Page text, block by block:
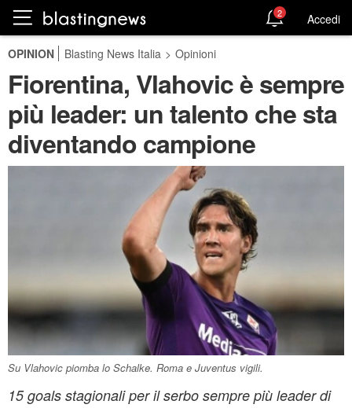
2 Accedi
OPINION Blasting News Italia > Opinioni
Fiorentina, Vlahovic è sempre
più leader: un talento che sta
diventando campione
Su Vlahovic piomba lo Schalke. Roma e Juventus vigili.
15 goals stagionali per il serbo sempre più leader di